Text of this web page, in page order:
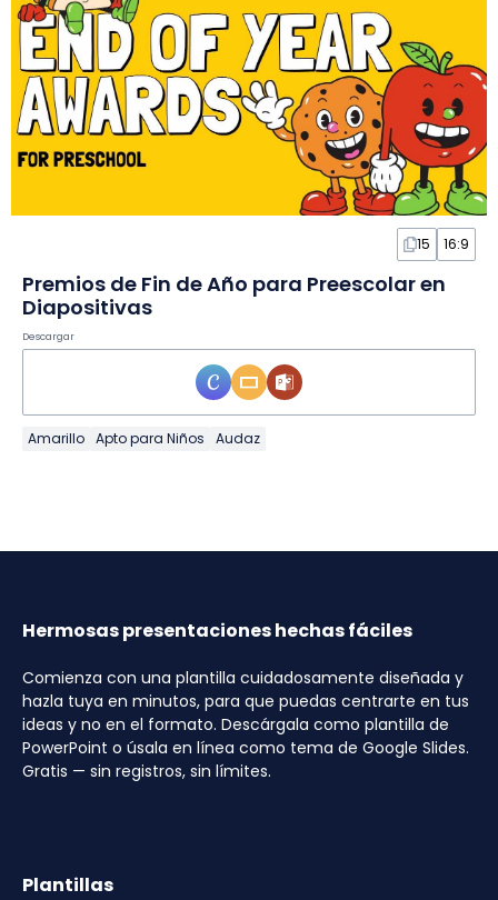
15 16:9
Premios de Fin de Año para Preescolar en
Diapositivas
Descargar
Amarillo Apto para Niños Audaz
Hermosas presentaciones hechas fáciles
Comienza con una plantilla cuidadosamente diseñada y
hazla tuya en minutos, para que puedas centrarte en tus
ideas y no en el formato. Descárgala como plantilla de
PowerPoint o úsala en línea como tema de Google Slides.
Gratis — sin registros, sin límites.
Plantillas